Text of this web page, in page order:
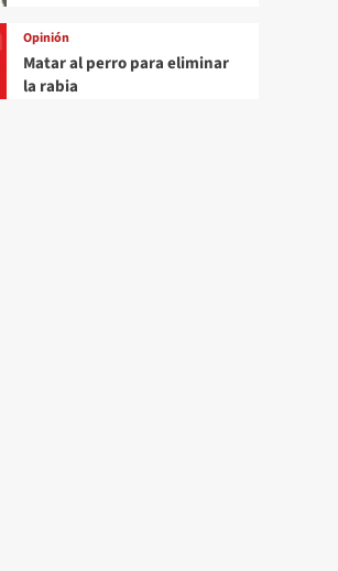
Opinión
Matar al perro para eliminar
la rabia